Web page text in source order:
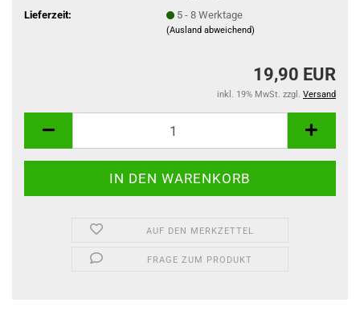
Lieferzeit:
5 - 8 Werktage
(Ausland abweichend)
19,90 EUR
inkl. 19% MwSt. zzgl. Versand
AUF DEN MERKZETTEL
FRAGE ZUM PRODUKT